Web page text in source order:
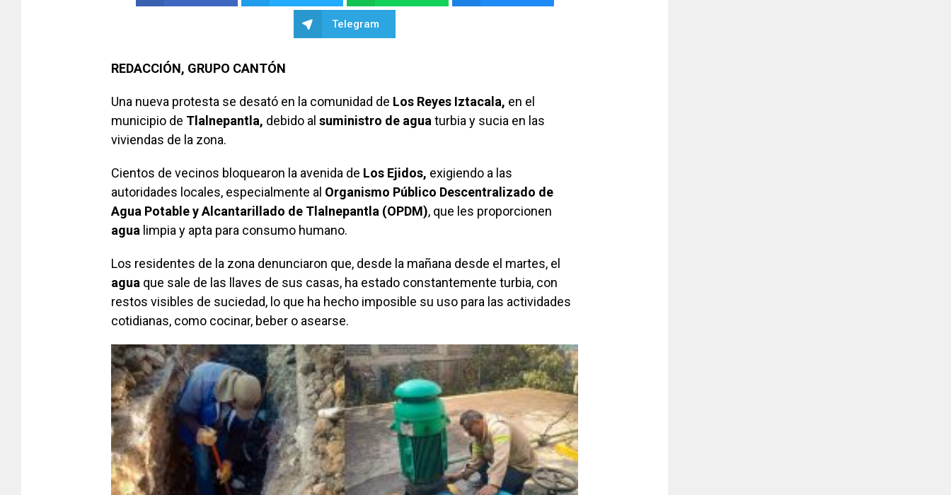
Telegram
REDACCIÓN, GRUPO CANTÓN
Una nueva protesta se desató en la comunidad de Los Reyes Iztacala, en el
municipio de Tlalnepantla, debido al suministro de agua turbia y sucia en las
viviendas de la zona.
Cientos de vecinos bloquearon la avenida de Los Ejidos, exigiendo a las
autoridades locales, especialmente al Organismo Público Descentralizado de
Agua Potable y Alcantarillado de Tlalnepantla (OPDM), que les proporcionen
agua limpia y apta para consumo humano.
Los residentes de la zona denunciaron que, desde la mañana desde el martes, el
agua que sale de las llaves de sus casas, ha estado constantemente turbia, con
restos visibles de suciedad, lo que ha hecho imposible su uso para las actividades
cotidianas, como cocinar, beber o asearse.